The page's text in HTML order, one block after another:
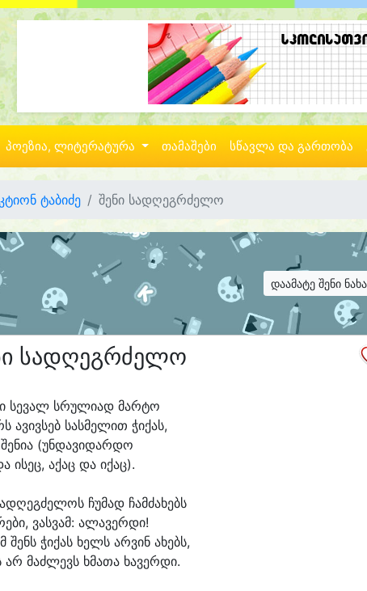
პოეზია, ლიტერატურა თამაშები სწავლა და გართობა
ტაბიძე შენი სადღეგრძელო
დაამატე შენი
სადღეგრძელო
სევალ სრულიად მარტო
ავივსებ სასმელით ჭიქას,
ნია (უნდავიდარდო
ისეც, აქაც და იქაც).
დღეგძელოს ჩუმად ჩამძახებს
ბი, ვასვამ: ალავერდი!
შენს ჭიქას ხელს არვინ ახებს,
არ მაძლევს ხმათა ხავერდი.